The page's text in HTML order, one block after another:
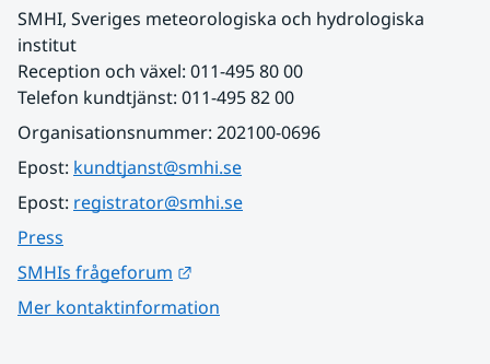
SMHI, Sveriges meteorologiska och hydrologiska
institut
Reception och växel: 011-495 80 00
Telefon kundtjänst: 011-495 82 00
Organisationsnummer: 202100-0696
Epost: kundtjanst@smhi.se
Epost: registrator@smhi.se
Press
SMHIs frågeforum
Mer kontaktinformation